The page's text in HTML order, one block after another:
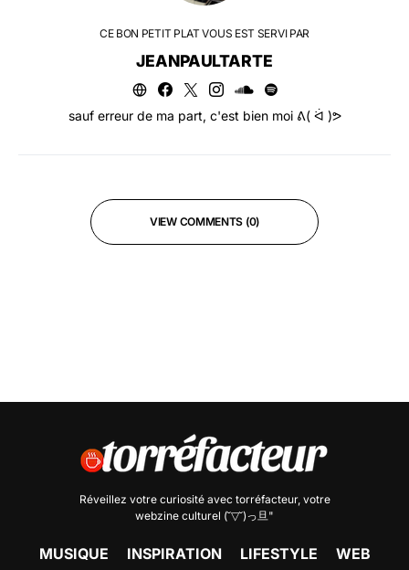
CE BON PETIT PLAT VOUS EST SERVI PAR
JEANPAULTARTE
sauf erreur de ma part, c'est bien moi ᕕ( ᐛ )ᕗ
VIEW COMMENTS (0)
Réveillez votre curiosité avec torréfacteur, votre
webzine culturel (˘▽˘)っ旦"
MUSIQUE INSPIRATION LIFESTYLE WEB